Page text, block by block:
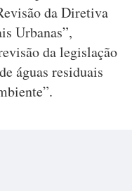
da Diretiva
Urbanas”,
da legislação
águas residuais